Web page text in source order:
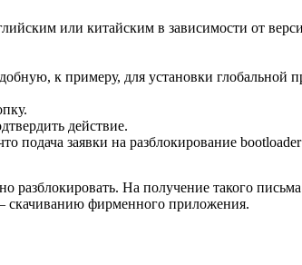
или китайским в зависимости от
к примеру, для установки глобальной
действие.
подача заявки на разблокирование
разблокировать. На получение такого
скачиванию фирменного приложения.